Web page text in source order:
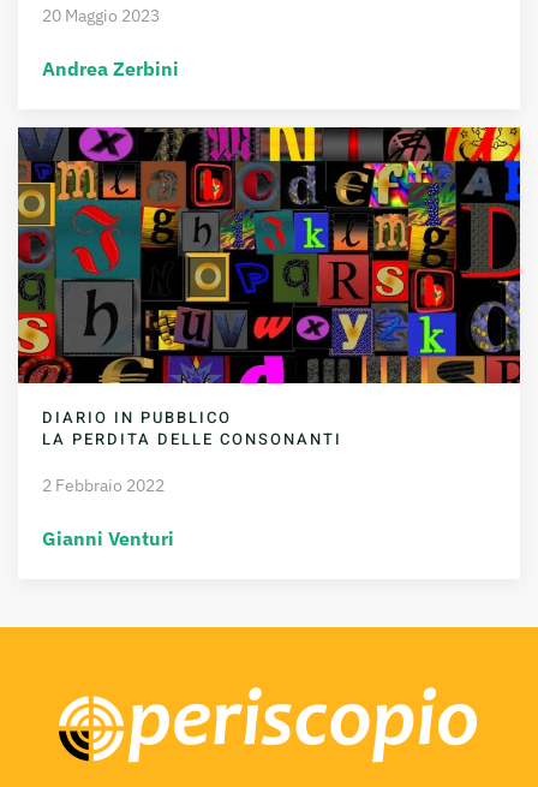
20 Maggio 2023
Andrea Zerbini
DIARIO IN PUBBLICO
LA PERDITA DELLE CONSONANTI
2 Febbraio 2022
Gianni Venturi